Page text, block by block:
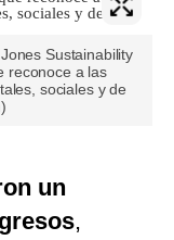
Sustainability
reconoce a las
sociales y de
un
,